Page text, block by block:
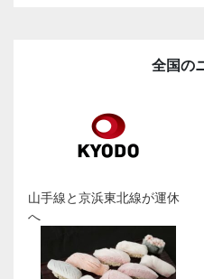
全国の
山手線と京浜東北線が運休
へ